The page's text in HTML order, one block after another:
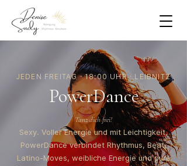
JEDEN FREITAG · 18:00 UHR · LEIBNITZ
PowerDance
Tanz dich frei!
Sexy. Voller Energie und mit Leichtigkeit.
PowerDance verbindet Rhythmus, Beat,
Latino-Moves, weibliche Energie und pure